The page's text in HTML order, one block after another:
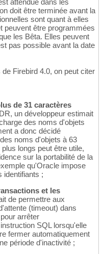
attendue dans les
doit être terminée avant la
sont quant à elles
peuvent être programmées
les Bêta. Elles peuvent
pas possible avant la date
Firebird 4.0, on peut citer
de 31 caractères
un développeur estimait
des noms d'objets
a donc décidé
noms d'objets à 63
longs peut être utile,
sur la portabilité de la
qu'Oracle impose
identifiants ;
et les
de permettre aux
(timeout) dans
arrêter
SQL lorsqu'elle
fermer automatiquement
période d'inactivité ;